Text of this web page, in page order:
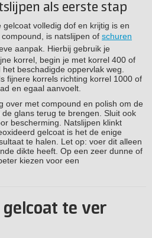
als eerste stap
volledig dof en krijtig is en
is natslijpen of schuren
aanpak. Hierbij gebruik je
korrel, begin je met korrel 400 of
beschadigde oppervlak weg.
fijnere korrels richting korrel 1000 of
en egaal aanvoelt.
over met compound en polish om de
glans terug te brengen. Sluit ook
bescherming. Natslijpen klinkt
gelcoat is het de enige
te halen. Let op: voer dit alleen
dikte heeft. Op een zeer dunne of
kiezen voor een
gelcoat te ver